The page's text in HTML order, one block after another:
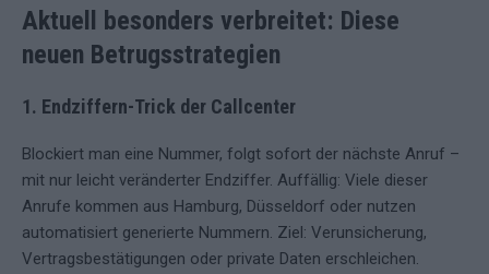
Aktuell besonders verbreitet: Diese
neuen Betrugsstrategien
1. Endziffern-Trick der Callcenter
Blockiert man eine Nummer, folgt sofort der nächste Anruf –
mit nur leicht veränderter Endziffer. Auffällig: Viele dieser
Anrufe kommen aus Hamburg, Düsseldorf oder nutzen
automatisiert generierte Nummern. Ziel: Verunsicherung,
Vertragsbestätigungen oder private Daten erschleichen.